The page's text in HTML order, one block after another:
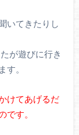
いてきたりし
が遊びに行き
す。
けてあげるだ
です。